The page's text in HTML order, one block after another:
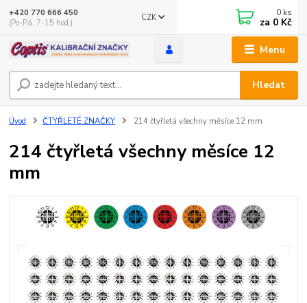
Menu
CZK
Hledat
+420 770 666 450
(Po-Pá, 7-15 hod.)
0 ks
za 0 Kč
Úvod ČTYŘLETÉ ZNAČKY 214 čtyřletá všechny měsíce 12 mm
214 čtyřletá všechny měsíce 12
mm